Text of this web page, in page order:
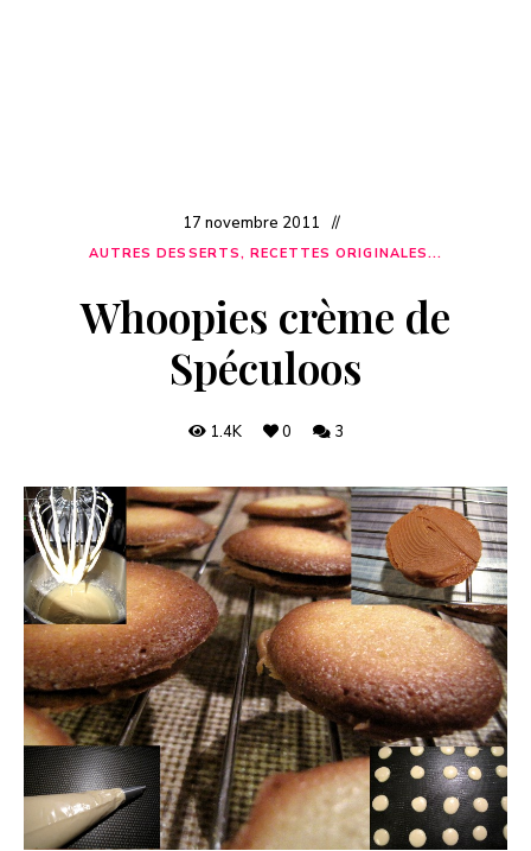
17 novembre 2011
AUTRES DESSERTS, RECETTES ORIGINALES...
Whoopies crème de
Spéculoos
1.4K 0 3